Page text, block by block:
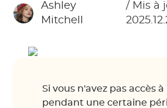
Ashley
Mitchell
/ Mis à
Si vous n'avez pas accès
pendant une certaine